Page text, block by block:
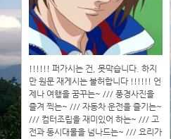
!!!!!! 퍼가시는 건, 못막습니다. 하지
만 원문 재게시는 불허합니다 !!!!!! 언
제나 여행을 꿈꾸는~ /// 풍경사진을
즐겨 찍는~ /// 자동차 운전을 즐기는~
/// 컴터조립을 재미있어 하는~ /// 고
전과 동시대물을 넘나드는~ /// 요리가